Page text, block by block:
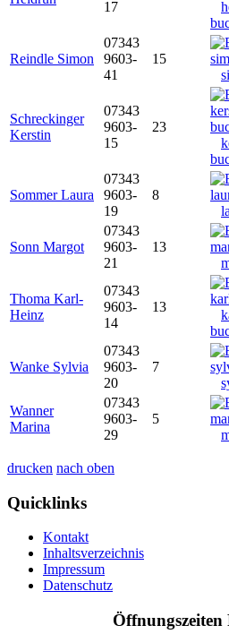
17
Reindle Simon
07343
9603-
41
15
Schreckinger
Kerstin
07343
9603-
15
23
Sommer Laura
07343
9603-
19
8
Sonn Margot
07343
9603-
21
13
Thoma Karl-
Heinz
07343
9603-
14
13
Wanke Sylvia
07343
9603-
20
7
Wanner
Marina
07343
9603-
29
5
drucken nach oben
Quicklinks
Kontakt
Inhaltsverzeichnis
Impressum
Datenschutz
Öffnungszeiten